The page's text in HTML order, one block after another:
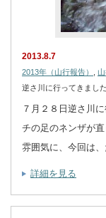
2013.8.7
2013年（山行報告）
逆さ川に行ってきまし
７月２８日逆さ川
チの足のネンザが
雰囲気に、今回は
詳細を見る